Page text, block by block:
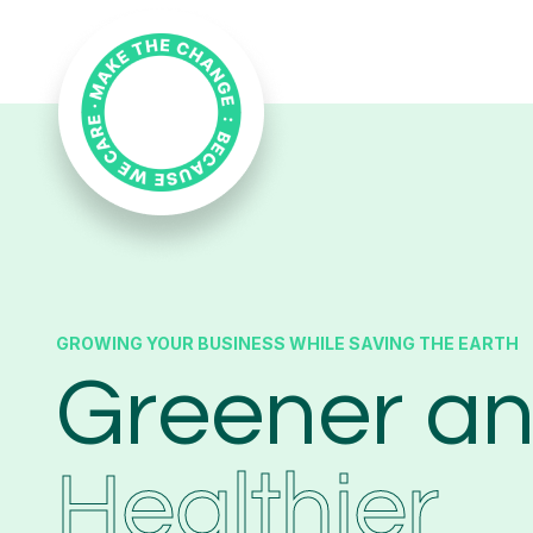
GROWING YOUR BUSINESS WHILE SAVING THE EARTH
Greener
Healthier